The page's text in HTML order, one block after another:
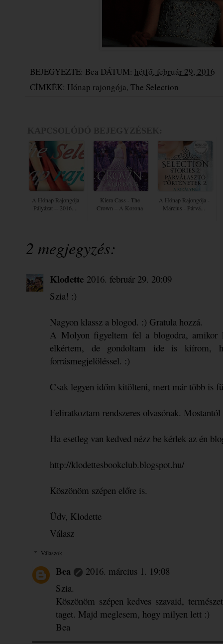
BEJEGYEZTE: Bea DÁTUM: hétfő, február 29, 2016
CÍMKÉK: Hónap rajongója, The Selection
A Hónap Rajongója
Pályázat -- 2016....
Kiera Cass - The
Crown – A Korona
A Hónap Rajongója -
Március - Párvá...
2 megjegyzés:
Klodette 2016. február 29. 20:09
Szia! :)
Nagyon klassz a blogod. :) Gratula hozzá.
A Molyon figyeltem fel a blogodra,
elkértem, de gondoltam ide is kiírom,
forrásmegjelöléssel. :)
Csak legyen időm kitölteni, mert már több is
Feliratkoztam rendszeres olvasónak.
Ha esetleg van kedved nézz be kérlek az én
http://klodettesbookclub.blogspot.hu/
Köszönöm szépen előre is.
Üdv, Klodette
Válasz
Válaszok
Bea
2016. március 1. 19:08
Szia.
Köszönöm szépen kedves szavaid,
taget. Majd meglesem, hogy milyen lett :)
Bea